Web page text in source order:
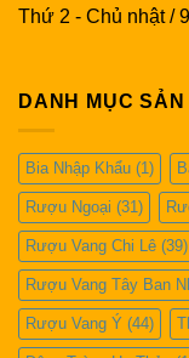
lão hóa, giúp da
bào ung thư,
Thứ 2 - Chủ nhật /
DANH MỤC SẢN
Bia Nhập Khẩu (1)
Rượu Ngoại (31)
Rượu Vang Chi Lê (39)
Rượu Vang Tây Ban
Rượu Vang Ý (44)